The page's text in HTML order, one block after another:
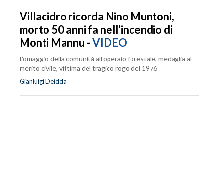
Villacidro ricorda Nino Muntoni,
morto 50 anni fa nell’incendio di
Monti Mannu -VIDEO
L’omaggio della comunità all’operaio forestale, medaglia al
merito civile, vittima del tragico rogo del 1976
Gianluigi Deidda